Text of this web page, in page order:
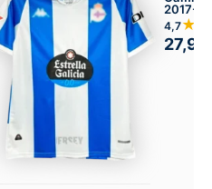
2017-18
4,7
27,99